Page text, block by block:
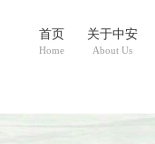
首页
Home
关于中安
About Us